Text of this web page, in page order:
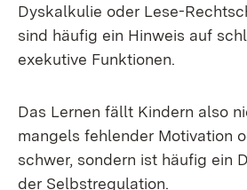
Dyskalkulie oder Lese-
sind häufig ein Hinweis auf
exekutive Funktionen.
Das Lernen fällt Kindern also
mangels fehlender Motivation
schwer, sondern ist häufig ein
der Selbstregulation.